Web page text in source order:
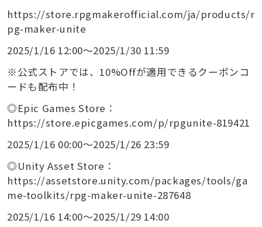
https://store.rpgmakerofficial.com/ja/products/r
pg-maker-unite
2025/1/16 12:00～2025/1/30 11:59
※公式ストアでは、10%Offが適用できるクーポンコ
ードも配布中！
◎Epic Games Store：
https://store.epicgames.com/p/rpgunite-819421
2025/1/16 00:00～2025/1/26 23:59
◎Unity Asset Store：
https://assetstore.unity.com/packages/tools/ga
me-toolkits/rpg-maker-unite-287648
2025/1/16 14:00～2025/1/29 14:00